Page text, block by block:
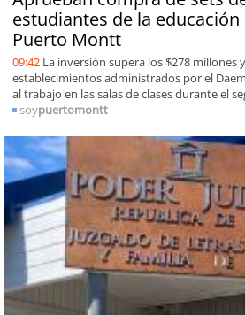
estudiantes de la
Puerto Montt
09:42 La inversión supera los $278 millones
establecimientos administrados por el
al trabajo en las salas de clases durante el
soypuertomontt